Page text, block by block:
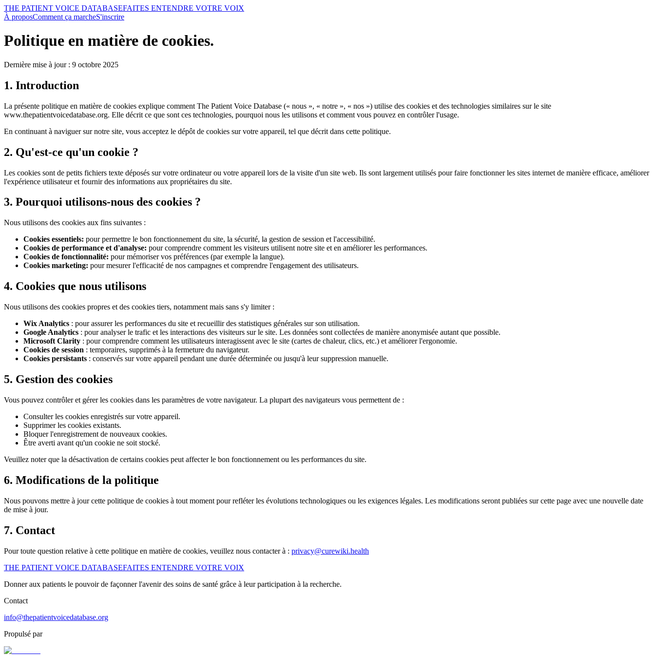
THE PATIENT VOICE DATABASEFAITES ENTENDRE VOTRE VOIX
À proposComment ça marcheS'inscrire
Politique en matière de cookies.
Dernière mise à jour : 9 octobre 2025
1. Introduction
La présente politique en matière de cookies explique comment The Patient Voice Database (« nous », « notre », « nos ») utilise des cookies et des technologies similaires sur le site
www.thepatientvoicedatabase.org. Elle décrit ce que sont ces technologies, pourquoi nous les utilisons et comment vous pouvez en contrôler l'usage.
En continuant à naviguer sur notre site, vous acceptez le dépôt de cookies sur votre appareil, tel que décrit dans cette politique.
2. Qu'est-ce qu'un cookie ?
Les cookies sont de petits fichiers texte déposés sur votre ordinateur ou votre appareil lors de la visite d'un site web. Ils sont largement utilisés pour faire fonctionner les sites internet de manière efficace, améliorer
l'expérience utilisateur et fournir des informations aux propriétaires du site.
3. Pourquoi utilisons-nous des cookies ?
Nous utilisons des cookies aux fins suivantes :
Cookies essentiels: pour permettre le bon fonctionnement du site, la sécurité, la gestion de session et l'accessibilité.
Cookies de performance et d'analyse: pour comprendre comment les visiteurs utilisent notre site et en améliorer les performances.
Cookies de fonctionnalité: pour mémoriser vos préférences (par exemple la langue).
Cookies marketing: pour mesurer l'efficacité de nos campagnes et comprendre l'engagement des utilisateurs.
4. Cookies que nous utilisons
Nous utilisons des cookies propres et des cookies tiers, notamment mais sans s'y limiter :
Wix Analytics : pour assurer les performances du site et recueillir des statistiques générales sur son utilisation.
Google Analytics : pour analyser le trafic et les interactions des visiteurs sur le site. Les données sont collectées de manière anonymisée autant que possible.
Microsoft Clarity : pour comprendre comment les utilisateurs interagissent avec le site (cartes de chaleur, clics, etc.) et améliorer l'ergonomie.
Cookies de session : temporaires, supprimés à la fermeture du navigateur.
Cookies persistants : conservés sur votre appareil pendant une durée déterminée ou jusqu'à leur suppression manuelle.
5. Gestion des cookies
Vous pouvez contrôler et gérer les cookies dans les paramètres de votre navigateur. La plupart des navigateurs vous permettent de :
Consulter les cookies enregistrés sur votre appareil.
Supprimer les cookies existants.
Bloquer l'enregistrement de nouveaux cookies.
Être averti avant qu'un cookie ne soit stocké.
Veuillez noter que la désactivation de certains cookies peut affecter le bon fonctionnement ou les performances du site.
6. Modifications de la politique
Nous pouvons mettre à jour cette politique de cookies à tout moment pour refléter les évolutions technologiques ou les exigences légales. Les modifications seront publiées sur cette page avec une nouvelle date
de mise à jour.
7. Contact
Pour toute question relative à cette politique en matière de cookies, veuillez nous contacter à : privacy@curewiki.health
THE PATIENT VOICE DATABASEFAITES ENTENDRE VOTRE VOIX
Donner aux patients le pouvoir de façonner l'avenir des soins de santé grâce à leur participation à la recherche.
Contact
info@thepatientvoicedatabase.org
Propulsé par